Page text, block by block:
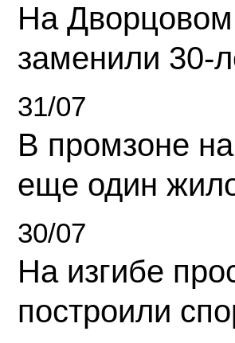
На
заменили 30-
31/07
В промзоне
еще один
30/07
На изгибе
построили